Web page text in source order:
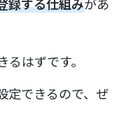
はずです。
定できるので、ぜ